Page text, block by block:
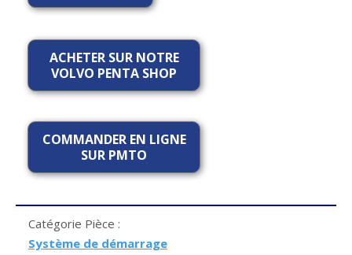
ACHETER SUR NOTRE
VOLVO PENTA SHOP
COMMANDER EN LIGNE
SUR PMTO
Catégorie Pièce :
Système de démarrage